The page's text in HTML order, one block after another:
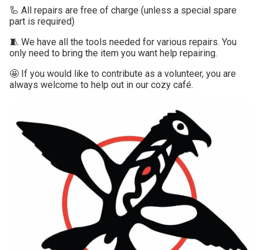
🦾 All repairs are free of charge (unless a special spare
part is required)
🧵 We have all the tools needed for various repairs. You
only need to bring the item you want help repairing.
🤩 If you would like to contribute as a volunteer, you are
always welcome to help out in our cozy café.